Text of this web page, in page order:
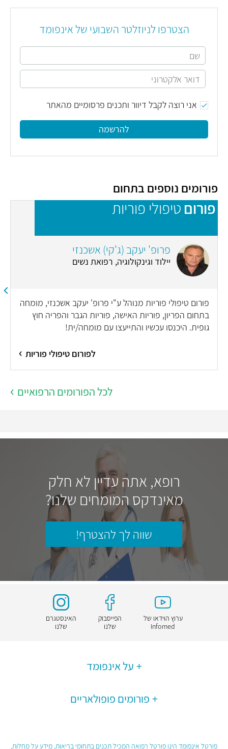
הצטרפו לניוזלטר השבועי של אינפומד
אני רוצה לקבל דיוור ותכנים פרסומיים מהאתר
להרשמה
פורומים נוספים בתחום
פורום טיפולי פוריות
פרופ' יעקב (ג'קי) אשכנזי
יילוד וגינקולוגיה, רפואת נשים
פורום טיפולי פוריות מנוהל ע"י פרופ' יעקב אשכנזי, מומחה
בתחום הפריון, פוריות האישה, פוריות הגבר והפריה חוץ
גופית. היכנסו עכשיו והתייעצו עם מומחה/ית!
לפורום טיפולי פוריות
לכל הפורומים הרפואיים
רופא, אתה עדיין לא חלק
מאינדקס המומחים שלנו?
שווה לך להצטרף!
ערוץ הוידאו של
Infomed
הפייסבוק
שלנו
האינסטגרם
שלנו
על אינפומד
פורומים פופולאריים
פורטל אינפומד הינו פורטל רפואה המכיל תכנים בתחומי בריאות, מידע על מחלות,